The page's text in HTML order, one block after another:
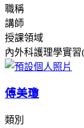
職稱
講師
授課領域
內外科護理學實
傅美瓊
類別